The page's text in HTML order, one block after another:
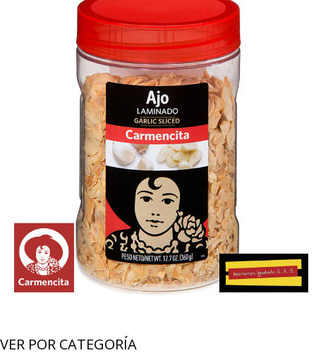
VER POR CATEGORÍA